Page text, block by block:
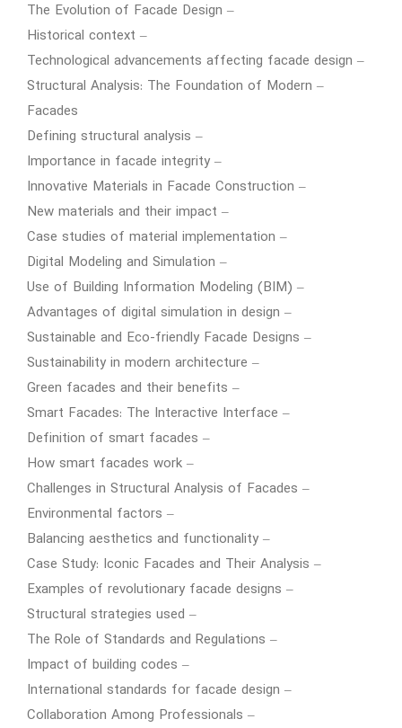
– The Evolution of Facade Design
– Historical context
– Technological advancements affecting facade design
– Structural Analysis: The Foundation of Modern
Facades
– Defining structural analysis
– Importance in facade integrity
– Innovative Materials in Facade Construction
– New materials and their impact
– Case studies of material implementation
– Digital Modeling and Simulation
– Use of Building Information Modeling (BIM)
– Advantages of digital simulation in design
– Sustainable and Eco-friendly Facade Designs
– Sustainability in modern architecture
– Green facades and their benefits
– Smart Facades: The Interactive Interface
– Definition of smart facades
– How smart facades work
– Challenges in Structural Analysis of Facades
– Environmental factors
– Balancing aesthetics and functionality
– Case Study: Iconic Facades and Their Analysis
– Examples of revolutionary facade designs
– Structural strategies used
– The Role of Standards and Regulations
– Impact of building codes
– International standards for facade design
– Collaboration Among Professionals